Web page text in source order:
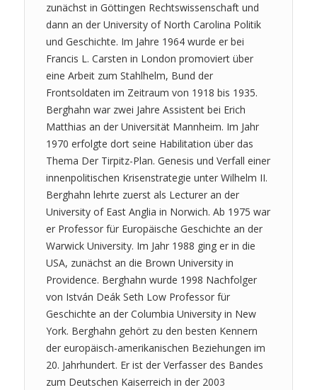
zunächst in Göttingen Rechtswissenschaft und
dann an der University of North Carolina Politik
und Geschichte. Im Jahre 1964 wurde er bei
Francis L. Carsten in London promoviert über
eine Arbeit zum Stahlhelm, Bund der
Frontsoldaten im Zeitraum von 1918 bis 1935.
Berghahn war zwei Jahre Assistent bei Erich
Matthias an der Universität Mannheim. Im Jahr
1970 erfolgte dort seine Habilitation über das
Thema Der Tirpitz-Plan. Genesis und Verfall einer
innenpolitischen Krisenstrategie unter Wilhelm II.
Berghahn lehrte zuerst als Lecturer an der
University of East Anglia in Norwich. Ab 1975 war
er Professor für Europäische Geschichte an der
Warwick University. Im Jahr 1988 ging er in die
USA, zunächst an die Brown University in
Providence. Berghahn wurde 1998 Nachfolger
von István Deák Seth Low Professor für
Geschichte an der Columbia University in New
York. Berghahn gehört zu den besten Kennern
der europäisch-amerikanischen Beziehungen im
20. Jahrhundert. Er ist der Verfasser des Bandes
zum Deutschen Kaiserreich in der 2003